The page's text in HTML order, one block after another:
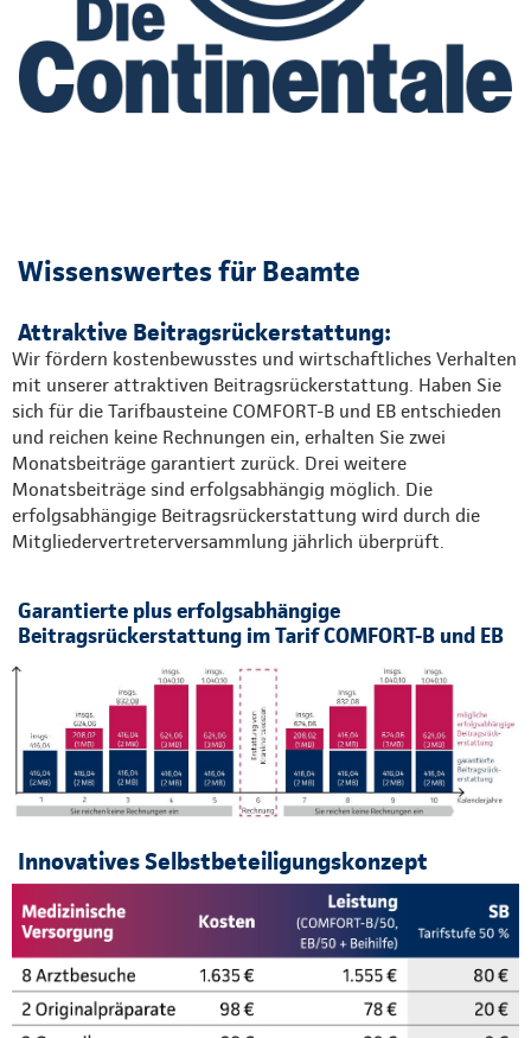
Wissenswertes für Beamte
Attraktive Beitragsrückerstattung:
Wir fördern kostenbewusstes und wirtschaftliches Verhalten
mit unserer attraktiven Beitragsrückerstattung. Haben Sie
sich für die Tarifbausteine COMFORT-B und EB entschieden
und reichen keine Rechnungen ein, erhalten Sie zwei
Monatsbeiträge garantiert zurück. Drei weitere
Monatsbeiträge sind erfolgsabhängig möglich. Die
erfolgsabhängige Beitragsrückerstattung wird durch die
Mitgliedervertreterversammlung jährlich überprüft.
Garantierte plus erfolgsabhängige
Beitragsrückerstattung im Tarif COMFORT-B und EB
Innovatives Selbstbeteiligungskonzept